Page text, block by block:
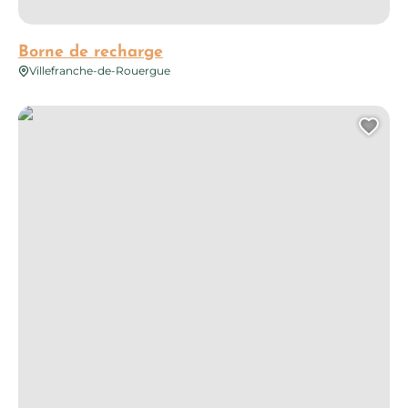
Borne de recharge
Villefranche-de-Rouergue
Borne de recharge